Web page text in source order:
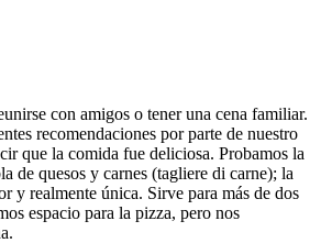
con amigos o tener una cena familiar.
recomendaciones por parte de nuestro
que la comida fue deliciosa. Probamos la
de quesos y carnes (tagliere di carne); la
y realmente única. Sirve para más de dos
espacio para la pizza, pero nos